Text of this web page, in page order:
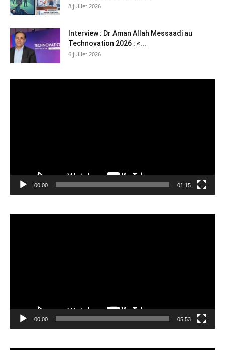
8 juillet 2026
Interview : Dr Aman Allah Messaadi au
Technovation 2026 : «...
6 juillet 2026
00:00 01:15
00:00 05:53